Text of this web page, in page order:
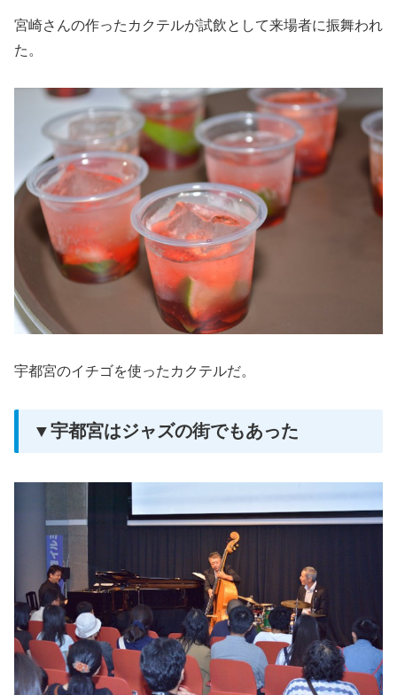
宮崎さんの作ったカクテルが試飲として来場者に振舞われ
た。
宇都宮のイチゴを使ったカクテルだ。
▼宇都宮はジャズの街でもあった